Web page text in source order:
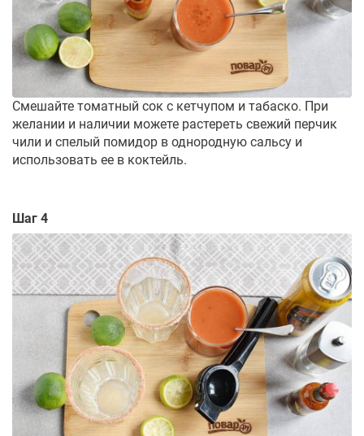
Смешайте томатный сок с кетчупом и табаско. При
желании и наличии можете растереть свежий перчик
чили и спелый помидор в однородную сальсу и
использовать ее в коктейль.
Шаг 4